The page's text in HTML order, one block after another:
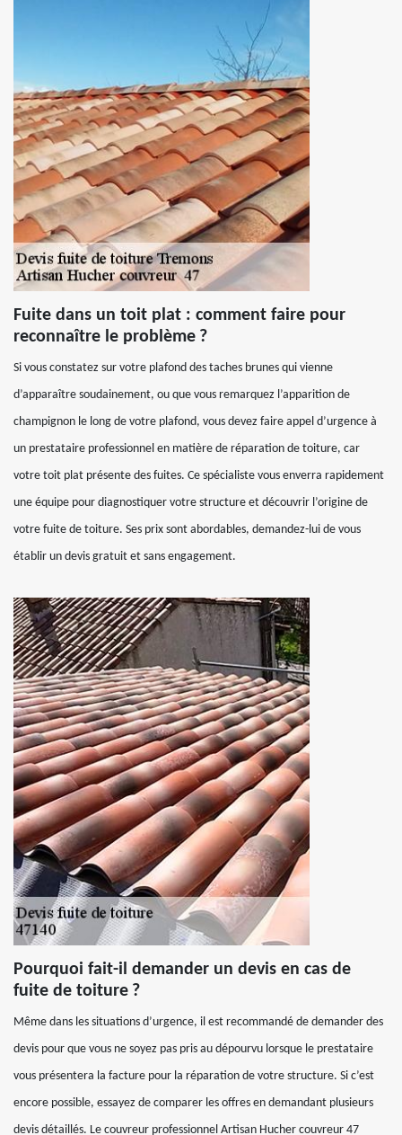
Fuite dans un toit plat : comment faire pour
reconnaître le problème ?
Si vous constatez sur votre plafond des taches brunes qui vienne
d’apparaître soudainement, ou que vous remarquez l’apparition de
champignon le long de votre plafond, vous devez faire appel d’urgence à
un prestataire professionnel en matière de réparation de toiture, car
votre toit plat présente des fuites. Ce spécialiste vous enverra rapidement
une équipe pour diagnostiquer votre structure et découvrir l’origine de
votre fuite de toiture. Ses prix sont abordables, demandez-lui de vous
établir un devis gratuit et sans engagement.
Pourquoi fait-il demander un devis en cas de
fuite de toiture ?
Même dans les situations d’urgence, il est recommandé de demander des
devis pour que vous ne soyez pas pris au dépourvu lorsque le prestataire
vous présentera la facture pour la réparation de votre structure. Si c’est
encore possible, essayez de comparer les offres en demandant plusieurs
devis détaillés. Le couvreur professionnel Artisan Hucher couvreur 47